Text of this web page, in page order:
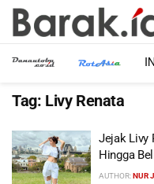
Tag: Livy Renata
Jejak Livy
Hingga
AUTHOR:NUR